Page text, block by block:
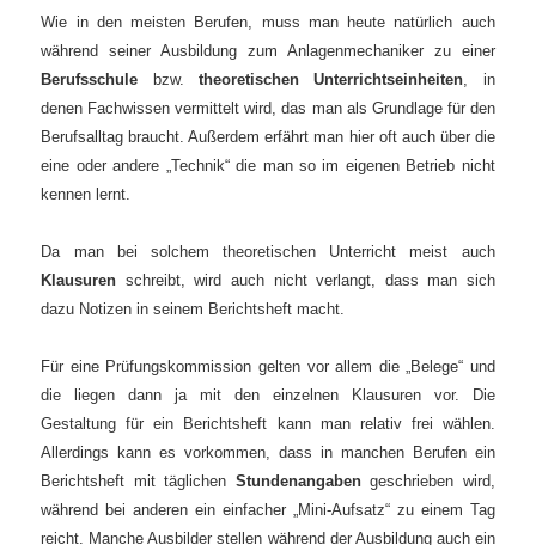
Wie in den meisten Berufen, muss man heute natürlich auch
während seiner Ausbildung zum Anlagenmechaniker zu einer
Berufsschule bzw. theoretischen Unterrichtseinheiten, in
denen Fachwissen vermittelt wird, das man als Grundlage für den
Berufsalltag braucht. Außerdem erfährt man hier oft auch über die
eine oder andere „Technik“ die man so im eigenen Betrieb nicht
kennen lernt.
Da man bei solchem theoretischen Unterricht meist auch
Klausuren schreibt, wird auch nicht verlangt, dass man sich
dazu Notizen in seinem Berichtsheft macht.
Für eine Prüfungskommission gelten vor allem die „Belege“ und
die liegen dann ja mit den einzelnen Klausuren vor.
Die
Gestaltung für ein Berichtsheft kann man relativ frei wählen.
Allerdings kann es vorkommen, dass in manchen Berufen ein
Berichtsheft mit täglichen Stundenangabengeschrieben wird,
während bei anderen ein einfacher „Mini-Aufsatz“ zu einem Tag
reicht. Manche Ausbilder stellen während der Ausbildung auch ein